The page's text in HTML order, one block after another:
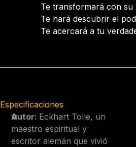
Te transformará con su
Te hará descubrir el
Te acercará a tu
Especificaciones
Autor: Eckhart Tolle, un
maestro espiritual y
escritor alemán que vivió